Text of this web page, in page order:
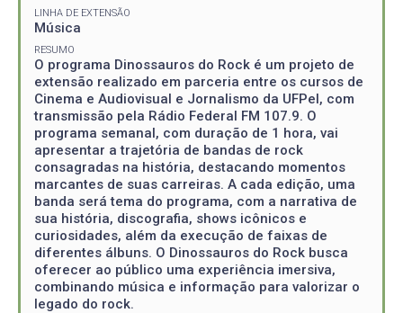
LINHA DE EXTENSÃO
Música
RESUMO
O programa Dinossauros do Rock é um projeto de
extensão realizado em parceria entre os cursos de
Cinema e Audiovisual e Jornalismo da UFPel, com
transmissão pela Rádio Federal FM 107.9. O
programa semanal, com duração de 1 hora, vai
apresentar a trajetória de bandas de rock
consagradas na história, destacando momentos
marcantes de suas carreiras. A cada edição, uma
banda será tema do programa, com a narrativa de
sua história, discografia, shows icônicos e
curiosidades, além da execução de faixas de
diferentes álbuns. O Dinossauros do Rock busca
oferecer ao público uma experiência imersiva,
combinando música e informação para valorizar o
legado do rock.